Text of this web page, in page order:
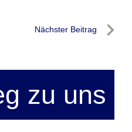
Nächster Beitrag
zu uns